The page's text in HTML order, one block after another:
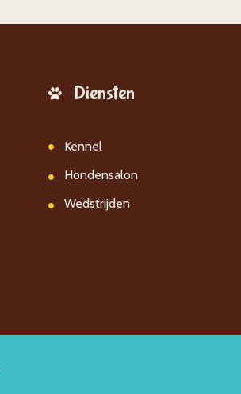
Diensten
Kennel
Hondensalon
Wedstrijden